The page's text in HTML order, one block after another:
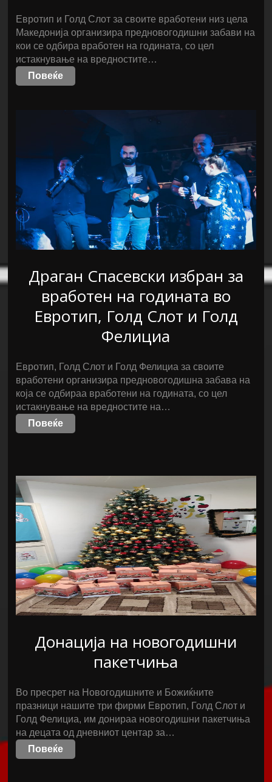
Евротип и Голд Слот за своите вработени низ цела
Македонија организира предновогодишни забави на
кои се одбира вработен на годината, со цел
истакнување на вредностите…
Повеќе
Драган Спасевски избран за
вработен на годината во
Евротип, Голд Слот и Голд
Фелициа
Евротип, Голд Слот и Голд Фелициа за своите
вработени организира предновогодишна забава на
која се одбираа вработени на годината, со цел
истакнување на вредностите на…
Повеќе
Донација на новогодишни
пакетчиња
Во пресрет на Новогодишните и Божиќните
празници нашите три фирми Евротип, Голд Слот и
Голд Фелициа, им донираа новогодишни пакетчиња
на децата од дневниот центар за…
Повеќе